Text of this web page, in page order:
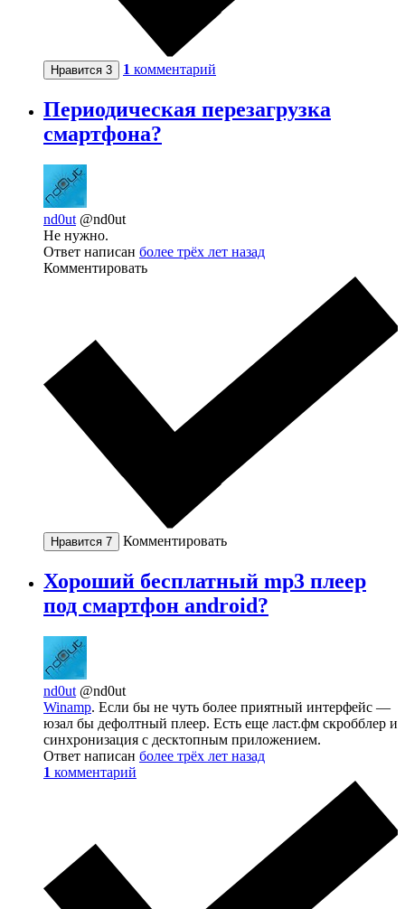
Нравится 3 1 комментарий
Периодическая перезагрузка
смартфона?
nd0ut @nd0ut
Не нужно.
Ответ написан более трёх лет назад
Комментировать
Нравится 7 Комментировать
Хороший бесплатный mp3 плеер
под смартфон android?
nd0ut @nd0ut
Winamp. Если бы не чуть более приятный интерфейс —
юзал бы дефолтный плеер. Есть еще ласт.фм скробблер и
синхронизация с десктопным приложением.
Ответ написан более трёх лет назад
1 комментарий